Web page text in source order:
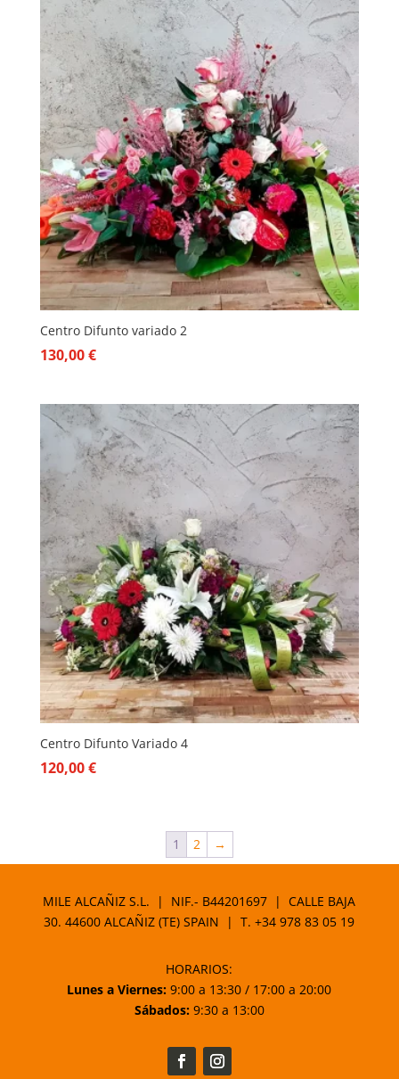
Centro Difunto variado 2
130,00€
Centro Difunto Variado 4
120,00€
1 2 →
MILE ALCAÑIZ S.L. | NIF.- B44201697 | CALLE BAJA
30. 44600 ALCAÑIZ (TE) SPAIN | T.+34 978 83 05 19
HORARIOS:
Lunes a Viernes: 9:00 a 13:30 / 17:00 a 20:00
Sábados:9:30 a 13:00